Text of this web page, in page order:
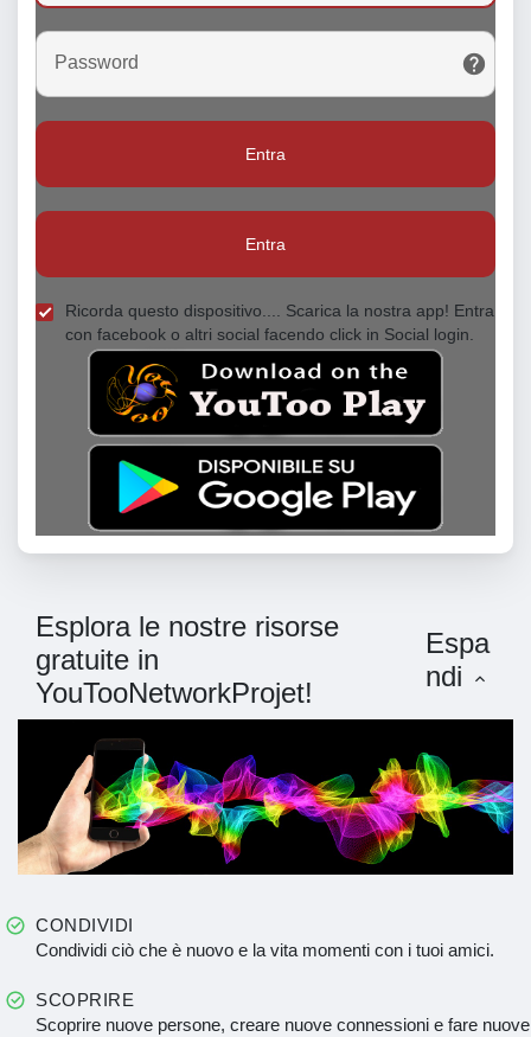
Password
Entra
Entra
Ricorda questo dispositivo.... Scarica la nostra app! Entra
con facebook o altri social facendo click in Social login.
Esplora le nostre risorse
gratuite in
YouTooNetworkProjet!
Espa
ndi
CONDIVIDI
Condividi ciò che è nuovo e la vita momenti con i tuoi amici.
SCOPRIRE
Scoprire nuove persone, creare nuove connessioni e fare nuove